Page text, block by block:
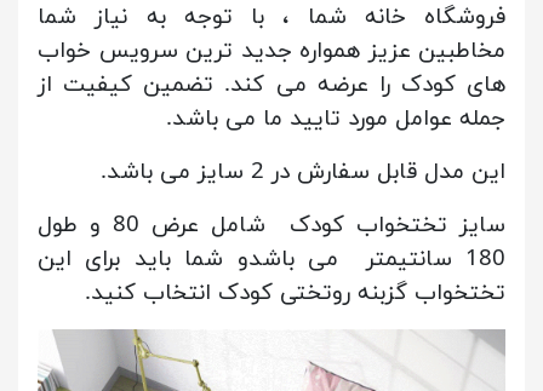
فروشگاه خانه شما ، با توجه به نیاز شما
مخاطبین عزیز همواره جدید ترین سرویس خواب
های کودک را عرضه می کند. تضمین کیفیت از
جمله عوامل مورد تایید ما می باشد.
این مدل قابل سفارش در 2 سایز می باشد.
سایز تختخواب کودک شامل عرض 80 و طول
180 سانتیمتر می باشدو شما باید برای این
تختخواب گزبنه روتختی کودک انتخاب کنید.